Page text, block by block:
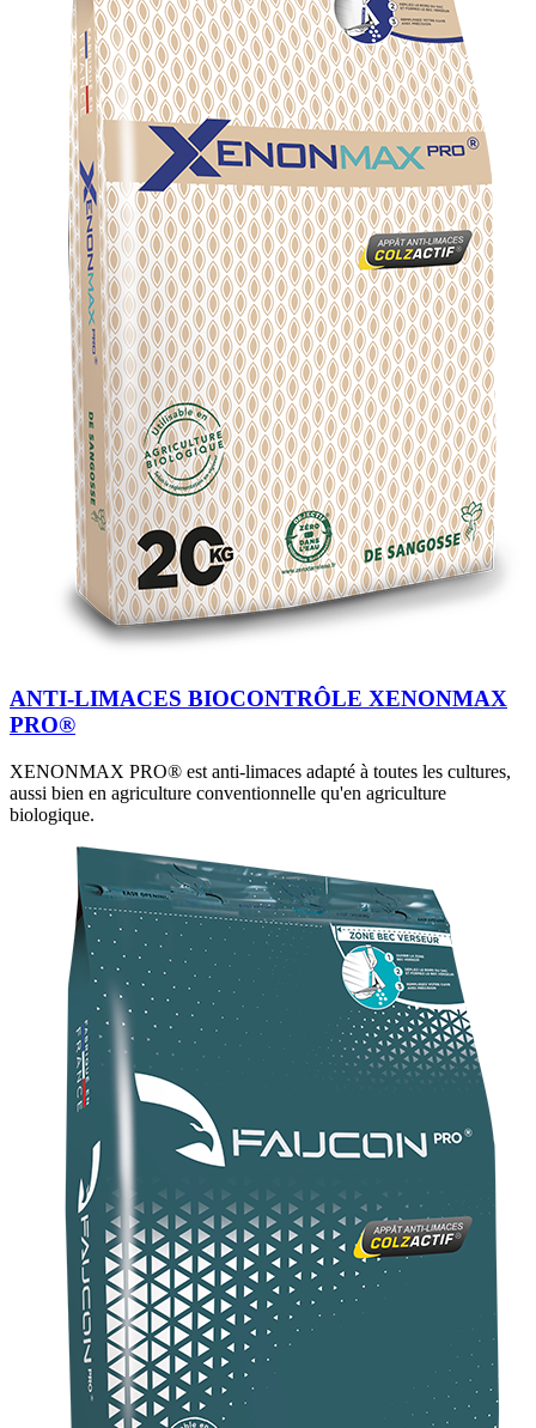
ANTI-LIMACES BIOCONTRÔLE XENONMAX
PRO®
XENONMAX PRO® est anti-limaces adapté à toutes les cultures,
aussi bien en agriculture conventionnelle qu'en agriculture
biologique.